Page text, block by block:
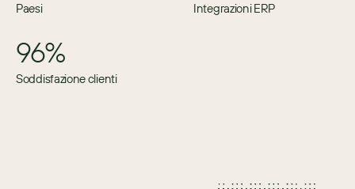
Paesi Integrazioni ERP
96%
Soddisfazione clienti